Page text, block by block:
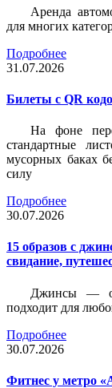
Аренда
для многих
Подробнее
31.07.2026
Билеты c QR
На фоне
стандартные
мусорных баках
силу
Подробнее
30.07.2026
15 образов с
свидание,
Джинсы —
подходит для
Подробнее
30.07.2026
Фитнес у метро